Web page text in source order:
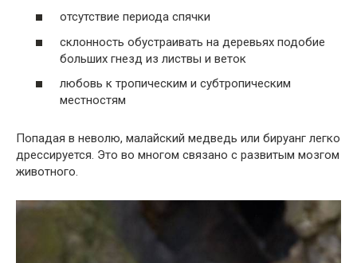
отсутствие периода спячки
склонность обустраивать на деревьях подобие
больших гнезд из листвы и веток
любовь к тропическим и субтропическим
местностям
Попадая в неволю, малайский медведь или бируанг легко
дрессируется. Это во многом связано с развитым мозгом
животного.